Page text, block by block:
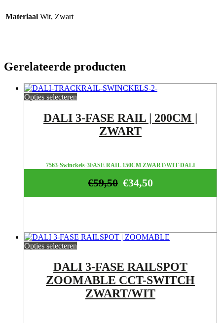
Materiaal Wit, Zwart
Gerelateerde producten
Opties selecteren
DALI 3-FASE RAIL | 200CM |
ZWART
7563-Swinckels-3FASE RAIL 150CM ZWART/WIT-DALI
€34,50
€59,50
Opties selecteren
DALI 3-FASE RAILSPOT
ZOOMABLE CCT-SWITCH
ZWART/WIT